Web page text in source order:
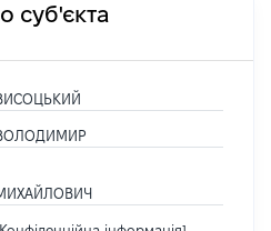
суб'єкта